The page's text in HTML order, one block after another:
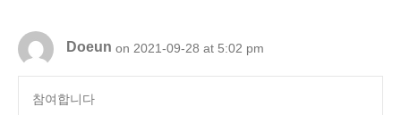
Doeun on 2021-09-28 at 5:02 pm
참여합니다